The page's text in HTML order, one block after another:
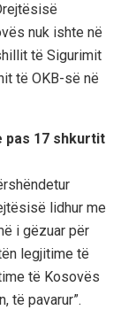
nuk ishte në
të Sigurimit
të OKB-së në
pas 17 shkurtit
lidhur me
i gëzuar për
legjitime të
të Kosovës
të pavarur”.